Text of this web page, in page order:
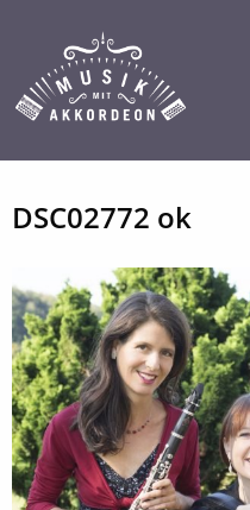
DSC02772 ok